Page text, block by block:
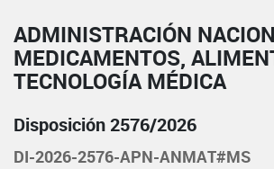
ADMINISTRACIÓN
MEDICAMENTOS,
TECNOLOGÍA MÉDICA
Disposición 2576/2026
DI-2026-2576-APN-ANMAT#MS